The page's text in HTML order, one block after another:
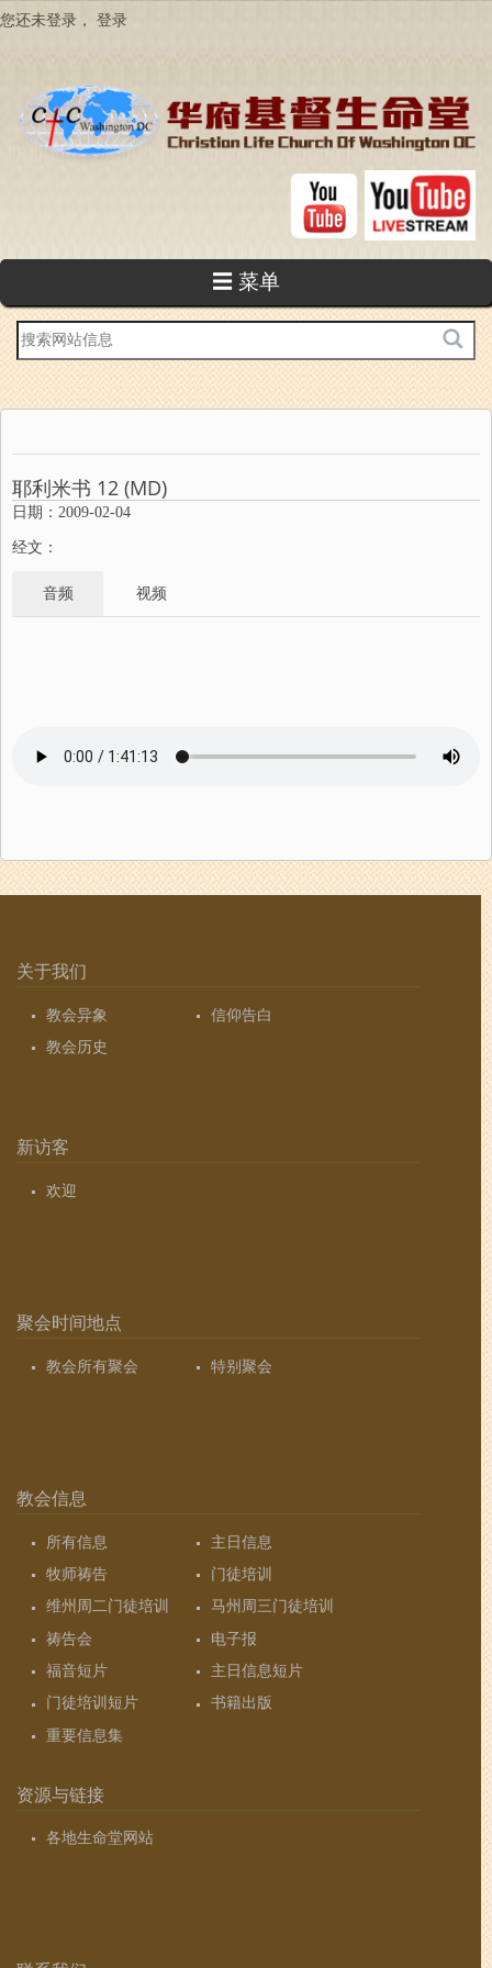
跳
您还未登录， 登录
☰ 菜单
站
内
搜
索
耶利米书 12 (MD)
日期：2009-02-04
经文：
音频 视频
关于我们
教会异象
信仰告白
教会历史
新访客
欢迎
聚会时间地点
教会所有聚会 特别聚会
教会信息
所有信息
主日信息
牧师祷告
门徒培训
维州周二门徒培训
马州周三门徒培训
祷告会
电子报
福音短片
主日信息短片
门徒培训短片
书籍出版
重要信息集
资源与链接
各地生命堂网站